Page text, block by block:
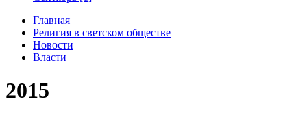
Главная
Религия в светском обществе
Новости
Власти
2015